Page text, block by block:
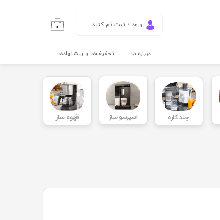
ورود / ثبت نام کنید
تغییر گذر واژه
سفارشات
خروج از حساب
کاربری
۰
درباره ما تخفیف‌ها و پیشنهادها
قهوه ساز چند کاره اسپرسو ساز